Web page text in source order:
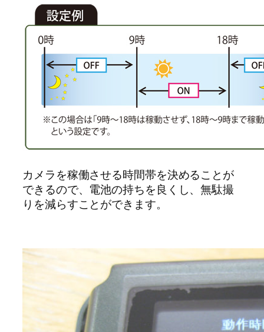
カメラを稼働させる時間帯を決めることが
できるので、電池の持ちを良くし、無駄撮
りを減らすことができます。